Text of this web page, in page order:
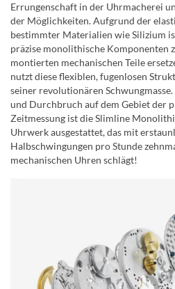
Errungenschaft in der Uhrmacherei
der Möglichkeiten. Aufgrund der
bestimmter Materialien wie Silizium
präzise monolithische Komponenten
montierten mechanischen Teile
nutzt diese flexiblen, fugenlosen
seiner revolutionären
und Durchbruch auf dem Gebiet der
Zeitmessung ist die Slimline
Uhrwerk ausgestattet, das mit
Halbschwingungen pro Stunde
mechanischen Uhren schlägt!